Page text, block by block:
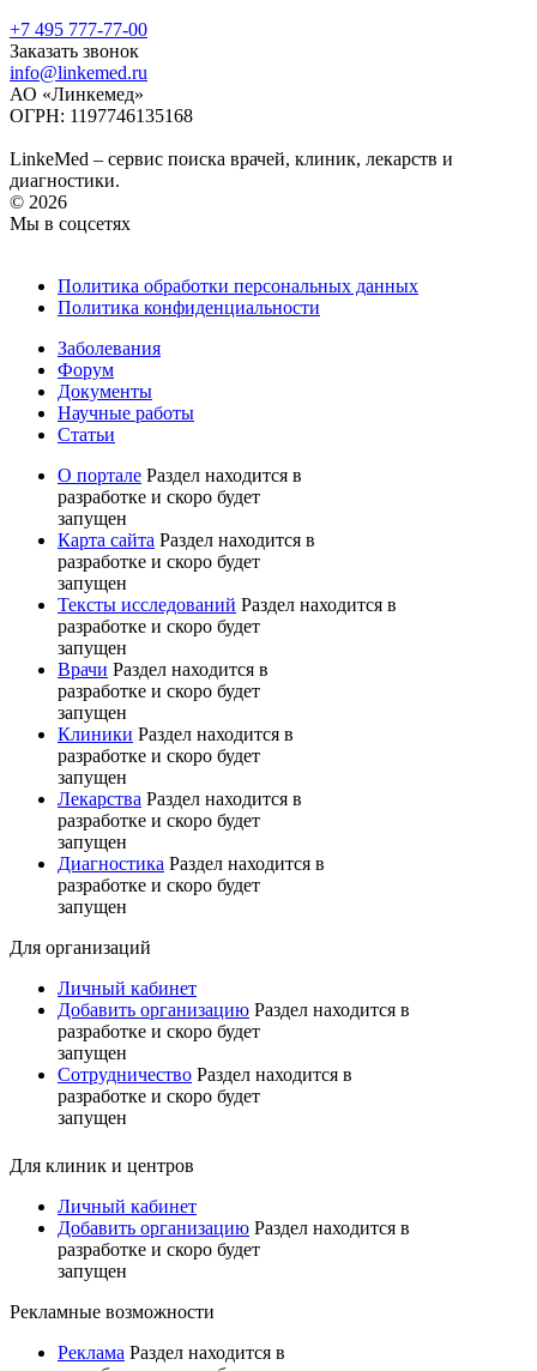
+7 495 777-77-00
Заказать звонок
info@linkemed.ru
АО «Линкемед»
ОГРН: 1197746135168
LinkeMed – сервис поиска врачей, клиник, лекарств и
диагностики.
© 2026
Мы в соцсетях
Политика обработки персональных данных
Политика конфиденциальности
Заболевания
Форум
Документы
Научные работы
Статьи
О портале Раздел находится в
разработке и скоро будет
запущен
Карта сайта Раздел находится в
разработке и скоро будет
запущен
Тексты исследований Раздел находится в
разработке и скоро будет
запущен
Врачи Раздел находится в
разработке и скоро будет
запущен
Клиники Раздел находится в
разработке и скоро будет
запущен
Лекарства Раздел находится в
разработке и скоро будет
запущен
Диагностика Раздел находится в
разработке и скоро будет
запущен
Для организаций
Личный кабинет
Добавить организацию Раздел находится в
разработке и скоро будет
запущен
Сотрудничество Раздел находится в
разработке и скоро будет
запущен
Для клиник и центров
Личный кабинет
Добавить организацию Раздел находится в
разработке и скоро будет
запущен
Рекламные возможности
Реклама Раздел находится в